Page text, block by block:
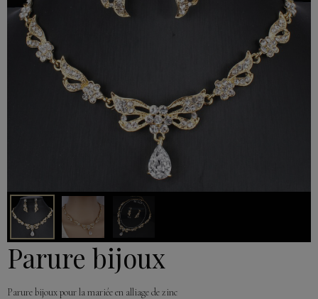
Parure bijoux
Parure bijoux pour la mariée en alliage de zinc